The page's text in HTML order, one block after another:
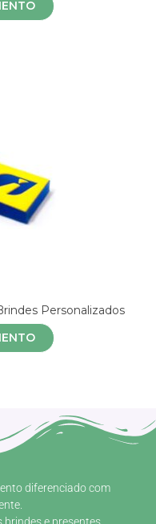
Personalizados
diferenciado com